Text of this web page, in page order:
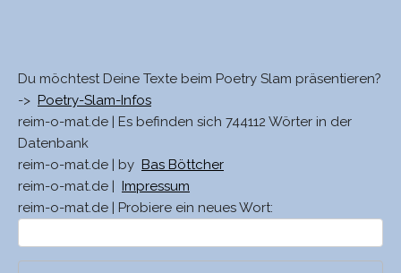
Du möchtest Deine Texte beim Poetry Slam präsentieren?
-> Poetry-Slam-Infos
reim-o-mat.de | Es befinden sich 744112 Wörter in der
Datenbank
reim-o-mat.de | by Bas Böttcher
reim-o-mat.de |
Impressum
reim-o-mat.de | Probiere ein neues Wort: